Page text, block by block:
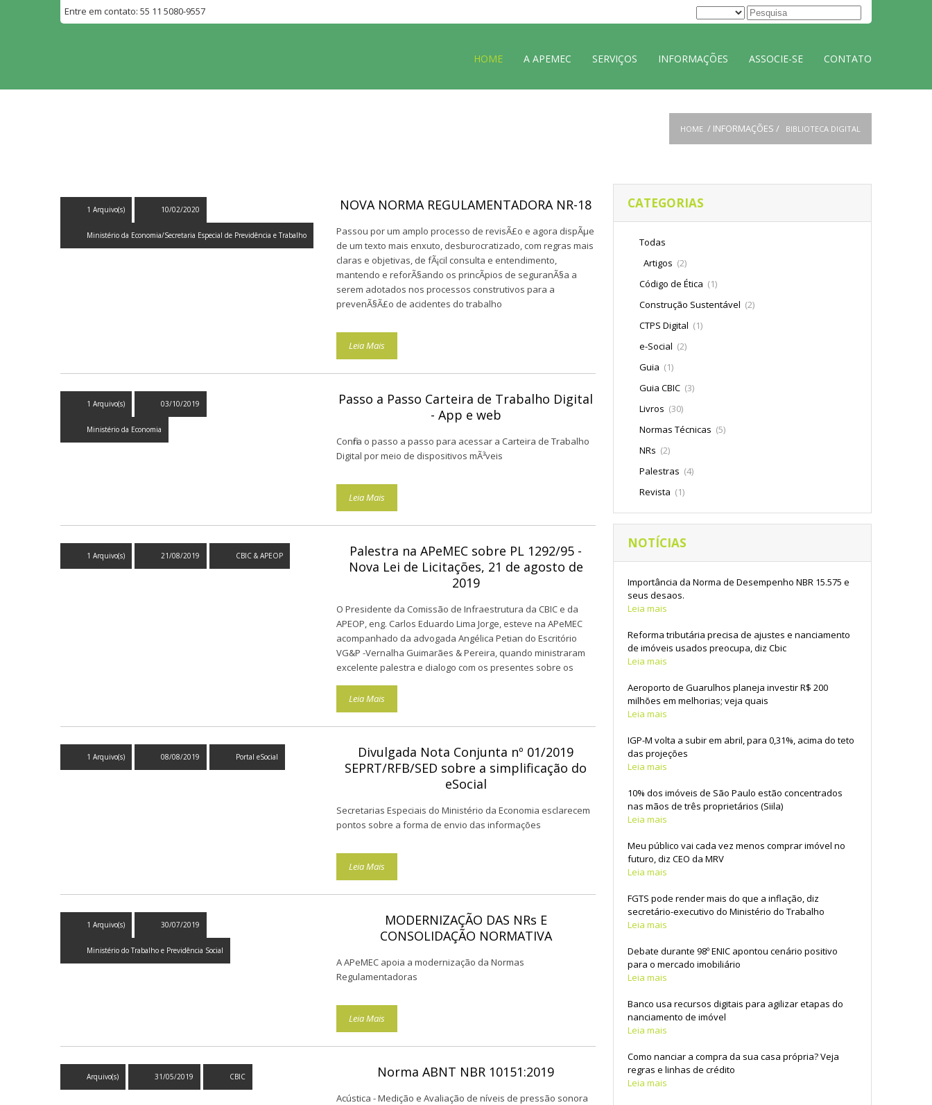
Entre em contato: 55 11 5080-9557
HOME A APEMEC SERVIÇOS INFORMAÇÕES ASSOCIE-SE CONTATO
HOME / INFORMAÇÕES / BIBLIOTECA DIGITAL
1 Arquivo(s) 10/02/2020
Ministério da Economia/Secretaria Especial de Previdência e Trabalho
NOVA NORMA REGULAMENTADORA NR-18
Passou por um amplo processo de revisÃ£o e agora dispÃµe
de um texto mais enxuto, desburocratizado, com regras mais
claras e objetivas, de fÃ¡cil consulta e entendimento,
mantendo e reforÃ§ando os princÃ­pios de seguranÃ§a a
serem adotados nos processos construtivos para a
prevenÃ§Ã£o de acidentes do trabalho
Leia Mais
1 Arquivo(s) 03/10/2019
Ministério da Economia
Passo a Passo Carteira de Trabalho Digital
- App e web
Confira o passo a passo para acessar a Carteira de Trabalho
Digital por meio de dispositivos mÃ³veis
Leia Mais
1 Arquivo(s) 21/08/2019 CBIC & APEOP
Palestra na APeMEC sobre PL 1292/95 -
Nova Lei de Licitações, 21 de agosto de
2019
O Presidente da Comissão de Infraestrutura da CBIC e da
APEOP, eng. Carlos Eduardo Lima Jorge, esteve na APeMEC
acompanhado da advogada Angélica Petian do Escritório
VG&P -Vernalha Guimarães & Pereira, quando ministraram
excelente palestra e dialogo com os presentes sobre os
que já teve seu texto base aprovado pela câmara de
deputados.
Leia Mais
1 Arquivo(s) 08/08/2019 Portal eSocial
Divulgada Nota Conjunta nº 01/2019
SEPRT/RFB/SED sobre a simplificação do
eSocial
Secretarias Especiais do Ministério da Economia esclarecem
pontos sobre a forma de envio das informações
Leia Mais
1 Arquivo(s) 30/07/2019
Ministério do Trabalho e Previdência Social
MODERNIZAÇÃO DAS NRs E
CONSOLIDAÇÃO NORMATIVA
A APeMEC apoia a modernização da Normas
Regulamentadoras
Leia Mais
Arquivo(s) 31/05/2019 CBIC Norma ABNT NBR 10151:2019
Acústica - Medição e Avaliação de níveis de pressão sonora
CATEGORIAS
Todas
Artigos (2)
Código de Ética (1)
Construção Sustentável (2)
CTPS Digital (1)
e-Social (2)
Guia (1)
Guia CBIC (3)
Livros (30)
Normas Técnicas (5)
NRs (2)
Palestras (4)
Revista (1)
NOTÍCIAS
Importância da Norma de Desempenho NBR 15.575 e
seus desafios.
Leia mais
Reforma tributária precisa de ajustes e financiamento
de imóveis usados preocupa, diz Cbic
Leia mais
Aeroporto de Guarulhos planeja investir R$ 200
milhões em melhorias; veja quais
Leia mais
IGP-M volta a subir em abril, para 0,31%, acima do teto
das projeções
Leia mais
10% dos imóveis de São Paulo estão concentrados
nas mãos de três proprietários (Siila)
Leia mais
Meu público vai cada vez menos comprar imóvel no
futuro, diz CEO da MRV
Leia mais
FGTS pode render mais do que a inflação, diz
secretário-executivo do Ministério do Trabalho
Leia mais
Debate durante 98º ENIC apontou cenário positivo
para o mercado imobiliário
Leia mais
Banco usa recursos digitais para agilizar etapas do
financiamento de imóvel
Leia mais
Como financiar a compra da sua casa própria? Veja
regras e linhas de crédito
Leia mais